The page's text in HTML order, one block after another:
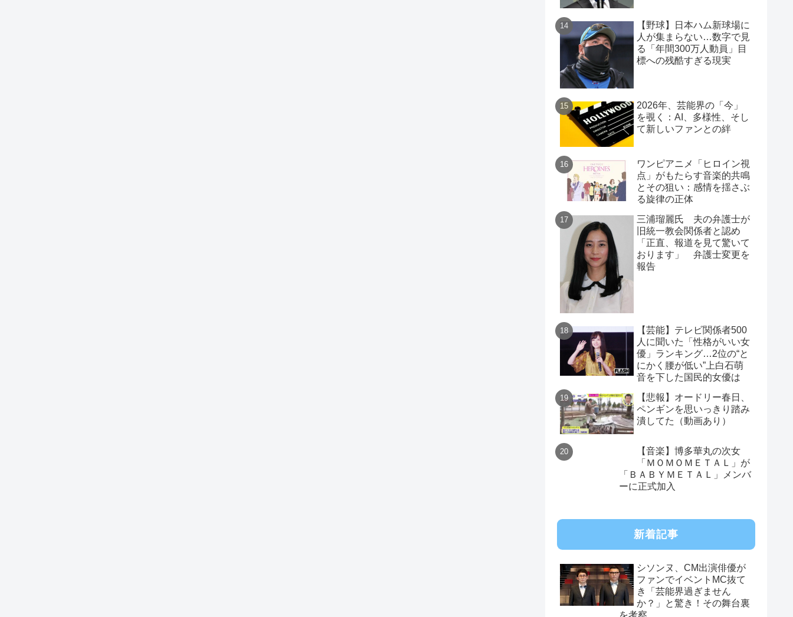
【野球】日本ハム新球場に
人が集まらない…数字で見
る「年間300万人動員」目
標への残酷すぎる現実
2026年、芸能界の「今」
を覗く：AI、多様性、そし
て新しいファンとの絆
ワンピアニメ「ヒロイン視
点」がもたらす音楽的共鳴
とその狙い：感情を揺さぶ
る旋律の正体
三浦瑠麗氏 夫の弁護士が
旧統一教会関係者と認め
「正直、報道を見て驚いて
おります」 弁護士変更を
報告
【芸能】テレビ関係者500
人に聞いた「性格がいい女
優」ランキング…2位の“と
にかく腰が低い”上白石萌
音を下した国民的女優は
【悲報】オードリー春日、
ペンギンを思いっきり踏み
潰してた（動画あり）
【音楽】博多華丸の次女
「ＭＯＭＯＭＥＴＡＬ」が
「ＢＡＢＹＭＥＴＡＬ」メンバ
ーに正式加入
新着記事
シソンヌ、CM出演俳優が
ファンでイベントMC抜て
き「芸能界過ぎません
か？」と驚き！その舞台裏